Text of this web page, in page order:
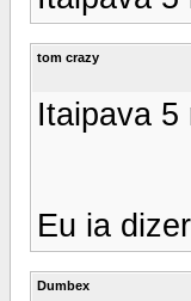
tom crazy
Itaipava 5
Eu ia
Dumbex